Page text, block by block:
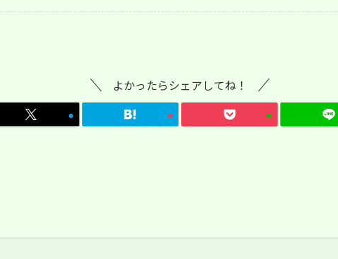
よかったらシェアしてね！